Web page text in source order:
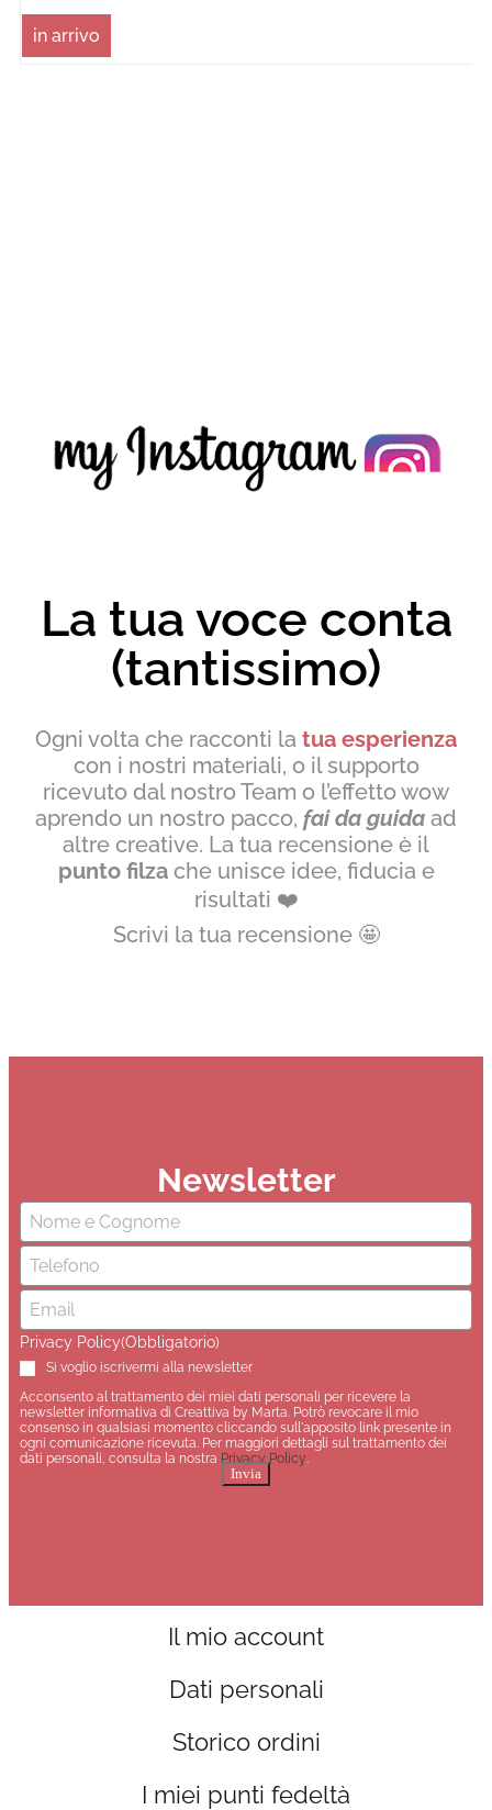
in arrivo
La tua voce conta
(tantissimo)
Ogni volta che racconti la tua esperienza
con i nostri materiali, o il supporto
ricevuto dal nostro Team o l’effetto wow
aprendo un nostro pacco, fai da guida ad
altre creative. La tua recensione è il
punto filzache unisce idee, fiducia e
risultati ❤️
Scrivi la tua recensione 🤩
Newsletter
Nome
Email (Obbligatorio)
Privacy Policy(Obbligatorio)
Si voglio iscrivermi alla newsletter
Acconsento al trattamento dei miei dati personali per ricevere la
newsletter informativa di Creattiva by Marta. Potrò revocare il mio
consenso in qualsiasi momento cliccando sull'apposito link presente in
ogni comunicazione ricevuta. Per maggiori dettagli sul trattamento dei
dati personali, consulta la nostra Privacy Policy.
Invia
Il mio account
Dati personali
Storico ordini
I miei punti fedeltà